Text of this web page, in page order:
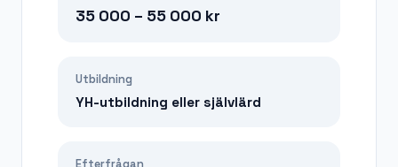
35 000 – 55 000 kr
Utbildning
YH-utbildning eller självlärd